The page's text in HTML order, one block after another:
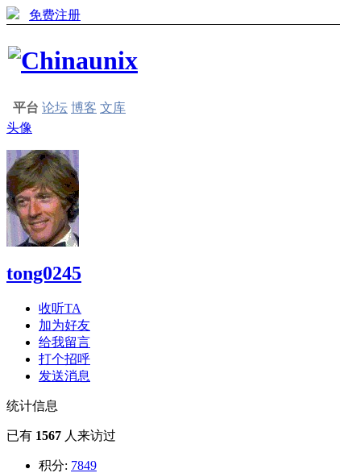
免费注册
平台 论坛 博客 文库
头像
tong0245
收听TA
加为好友
给我留言
打个招呼
发送消息
统计信息
已有 1567 人来访过
积分: 7849